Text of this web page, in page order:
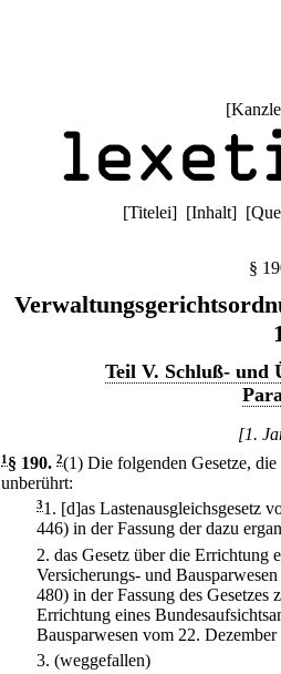
[
[Titelei] [Inhalt] [
§
Teil V. Schluß- und
[1.
1 § 190. 2(1) Die folgenden Gesetze,
unberührt:
31. [d]as Lastenausgleichsgesetz
446) in der Fassung der dazu
2. das Gesetz über die Errichtung
Versicherungs- und
480) in der Fassung des Gesetzes
Errichtung eines
Bausparwesen vom 22.
3. (weggefallen)